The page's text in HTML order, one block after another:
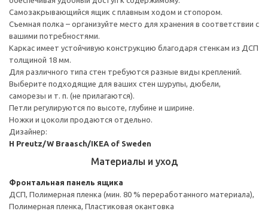
Cамозакрывающийся ящик с плавным ходом и стопором.
Съемная полка – организуйте место для хранения в соответствии с
вашими потребностями.
Каркас имеет устойчивую конструкцию благодаря стенкам из ДСП
толщиной 18 мм.
Для различного типа стен требуются разные виды креплений.
Выберите подходящие для ваших стен шурупы, дюбели,
саморезы и т. п. (не прилагаются).
Петли регулируются по высоте, глубине и ширине.
Ножки и цоколи продаются отдельно.
Дизайнер:
H Preutz/W Braasch/IKEA of Sweden
Материалы и уход
Фронтальная панель ящика
ДСП, Полимерная пленка (мин. 80 % переработанного материала),
Полимерная пленка, Пластиковая окантовка